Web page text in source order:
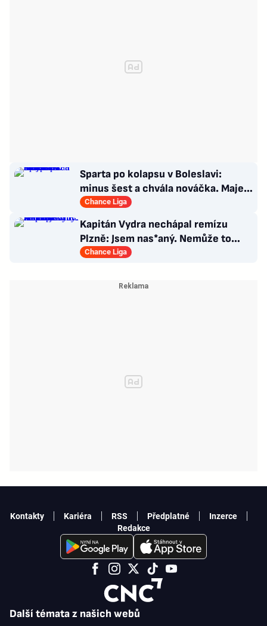
Sparta po kolapsu v Boleslavi:
minus šest a chvála nováčka. Majer
má silnou zbraň
Chance Liga
Kapitán Vydra nechápal remízu
Plzně: Jsem nas*aný. Nemůže to
končit jako házená
Chance Liga
Další témata z našich webů
Kontakty Kariéra RSS Předplatné
Inzerce
Redakce